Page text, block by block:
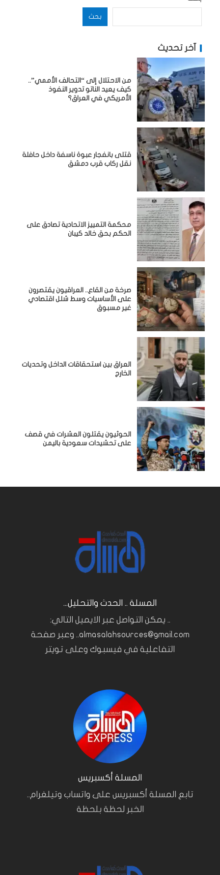
بحث
آخر تحديث
من الاحتلال إلى “التحالف الأممي”..
كيف يعيد الناتو تدوير النفوذ
الأمريكي في العراق؟
قتلى بانفجار عبوة ناسفة داخل حافلة
نقل ركاب قرب دمشق
محكمة التمييز الاتحادية تصادق على
الحكم بحق خالد كيبان
صرخة من القاع.. العراقيون يقتصرون
على الأساسيات وسط شلل اقتصادي
غير مسبوق
‏العراق بين استحقاقات الداخل وتحديات
الخارج
الحوثيون يقتلون العشرات في قصف
على تحشيدات سعودية باليمن
المسلة .. الحدث والتحليل...
.. يمكن التواصل عبر الايميل التالي:
almasalahsources@gmail.com.. وعبر صفحة
التفاعلية في فيسبوك وعلى تويتر
المسلة أكسبريس
تابع المسلة أكسبريس على واتساب وتيلغرام..
الخبر لحظة بلحظة